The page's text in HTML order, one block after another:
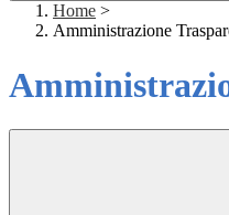
Home >
Amministrazione